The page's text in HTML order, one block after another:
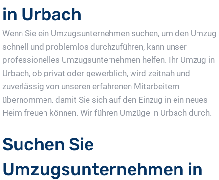
in Urbach
Wenn Sie ein Umzugsunternehmen suchen, um den Umzug
schnell und problemlos durchzuführen, kann unser
professionelles Umzugsunternehmen helfen. Ihr Umzug in
Urbach, ob privat oder gewerblich, wird zeitnah und
zuverlässig von unseren erfahrenen Mitarbeitern
übernommen, damit Sie sich auf den Einzug in ein neues
Heim freuen können. Wir führen Umzüge in Urbach durch.
Suchen Sie
Umzugsunternehmen in